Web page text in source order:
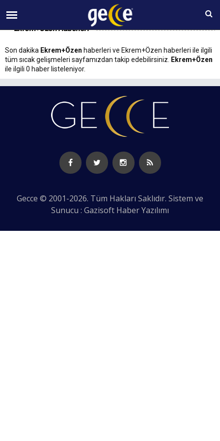
07 AĞUSTOS Cuma 07:53
Ekrem+Özen Haberleri
Son dakika Ekrem+Özen haberleri ve Ekrem+Özen haberleri ile ilgili
tüm sıcak gelişmeleri sayfamızdan takip edebilirsiniz.
Ekrem+Özen
ile ilgili 0 haber listeleniyor.
Gecce © 2001-2026. Tüm Hakları Saklıdır. Sistem ve
Sunucu : Gazisoft Haber Yazılımı